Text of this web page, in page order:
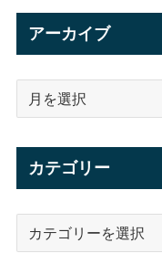
アーカイブ
カテゴリー